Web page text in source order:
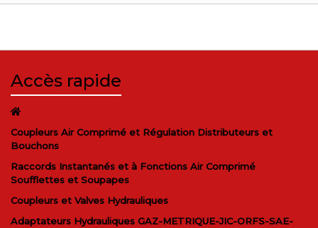
Accès rapide
Coupleurs Air Comprimé et Régulation Distributeurs et
Bouchons
Raccords Instantanés et à Fonctions Air Comprimé
Soufflettes et Soupapes
Coupleurs et Valves Hydrauliques
Adaptateurs Hydrauliques GAZ-METRIQUE-JIC-ORFS-SAE-